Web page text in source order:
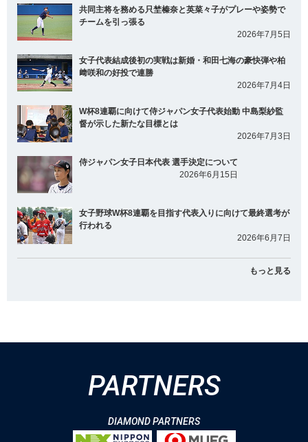
共同主将を務める只埜榛奈と英菜々子がプレーや姿勢で
チームを引っ張る
2026年7月5日
女子代表結成後初の実戦は新婚・和田七海の豪快弾や柏
﨑咲和の好投で連勝
2026年7月4日
W杯8連覇に向けて侍ジャパン女子代表始動 中島梨紗監
督が示した新たな目標とは
2026年7月3日
侍ジャパン女子日本代表 選手決定について
2026年6月15日
女子野球W杯8連覇を目指す代表入りに向けて最終選考が
行われる
2026年6月7日
もっと見る
PARTNERS
DIAMOND PARTNERS